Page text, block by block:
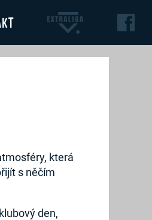
která
s něčím
den,